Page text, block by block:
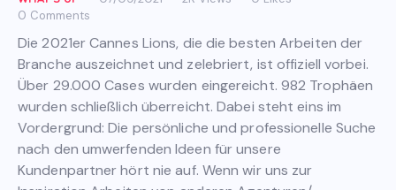
0 Comments
Die 2021er Cannes Lions, die die besten Arbeiten der
Branche auszeichnet und zelebriert, ist offiziell vorbei.
Über 29.000 Cases wurden eingereicht. 982 Trophäen
wurden schließlich überreicht. Dabei steht eins im
Vordergrund: Die persönliche und professionelle Suche
nach den umwerfenden Ideen für unsere
Kundenpartner hört nie auf. Wenn wir uns zur